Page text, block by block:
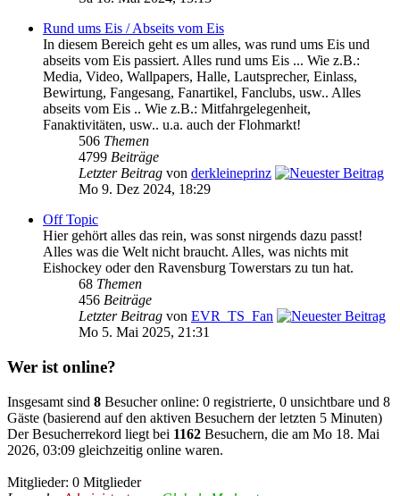
Rund ums Eis / Abseits vom Eis
In diesem Bereich geht es um alles, was rund ums Eis und
abseits vom Eis passiert. Alles rund ums Eis ... Wie z.B.:
Media, Video, Wallpapers, Halle, Lautsprecher, Einlass,
Bewirtung, Fangesang, Fanartikel, Fanclubs, usw.. Alles
abseits vom Eis .. Wie z.B.: Mitfahrgelegenheit,
Fanaktivitäten, usw.. u.a. auch der Flohmarkt!
506 Themen
4799 Beiträge
Letzter Beitrag von derkleineprinz
Mo 9. Dez 2024, 18:29
Off Topic
Hier gehört alles das rein, was sonst nirgends dazu passt!
Alles was die Welt nicht braucht. Alles, was nichts mit
Eishockey oder den Ravensburg Towerstars zu tun hat.
68 Themen
456 Beiträge
Letzter Beitrag von EVR_TS_Fan
Mo 5. Mai 2025, 21:31
Wer ist online?
Insgesamt sind 8 Besucher online: 0 registrierte, 0 unsichtbare und 8
Gäste (basierend auf den aktiven Besuchern der letzten 5 Minuten)
Der Besucherrekord liegt bei 1162 Besuchern, die am Mo 18. Mai
2026, 03:09 gleichzeitig online waren.
Mitglieder: 0 Mitglieder